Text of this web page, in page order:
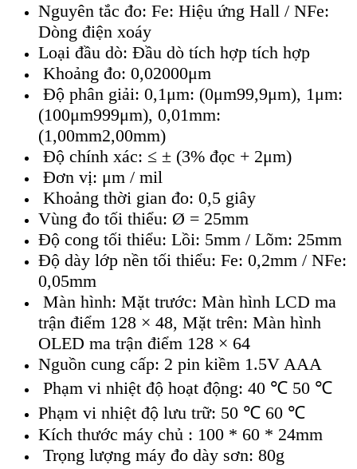
Nguyên tắc đo: Fe: Hiệu ứng Hall / NFe:
Dòng điện xoáy
Loại đầu dò: Đầu dò tích hợp tích hợp
Khoảng đo: 0,02000μm
Độ phân giải: 0,1μm: (0μm99,9μm), 1μm:
(100μm999μm), 0,01mm:
(1,00mm2,00mm)
Độ chính xác: ≤ ± (3% đọc + 2μm)
Đơn vị: μm / mil
Khoảng thời gian đo: 0,5 giây
Vùng đo tối thiểu: Ø = 25mm
Độ cong tối thiểu: Lồi: 5mm / Lõm: 25mm
Độ dày lớp nền tối thiểu: Fe: 0,2mm / NFe:
0,05mm
Màn hình: Mặt trước: Màn hình LCD ma
trận điểm 128 × 48, Mặt trên: Màn hình
OLED ma trận điểm 128 × 64
Nguồn cung cấp: 2 pin kiềm 1.5V AAA
Phạm vi nhiệt độ hoạt động: 40 ℃ 50 ℃
Phạm vi nhiệt độ lưu trữ: 50 ℃ 60 ℃
Kích thước máy chủ : 100 * 60 * 24mm
Trọng lượng máy đo dày sơn: 80g